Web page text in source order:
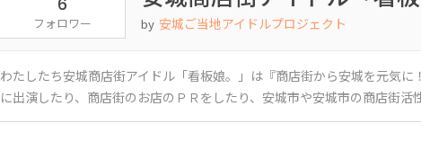
by 安城ご当地アイドルプロジェクト
フォロワー
わたしたち安城商店街アイドル「看板娘。」は『商店街から安城を元気
に出演したり、商店街のお店のＰＲをしたり、安城市や安城市の商店街活